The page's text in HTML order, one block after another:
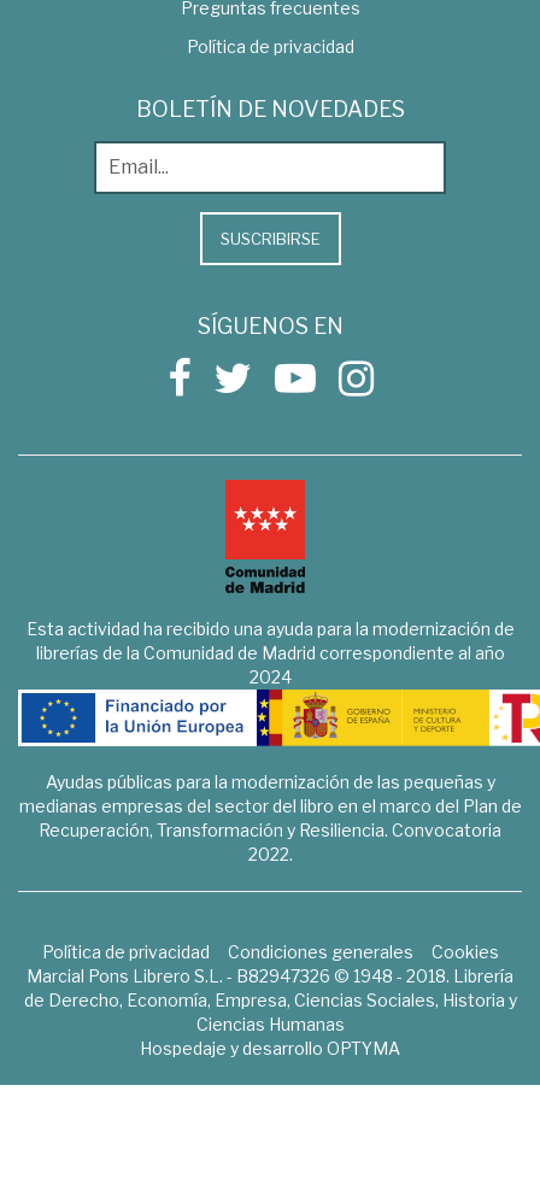
Preguntas frecuentes
Política de privacidad
BOLETÍN DE NOVEDADES
SUSCRIBIRSE
SÍGUENOS EN
Esta actividad ha recibido una ayuda para la modernización de
librerías de la Comunidad de Madrid correspondiente al año
2024
Ayudas públicas para la modernización de las pequeñas y
medianas empresas del sector del libro en el marco del Plan de
Recuperación, Transformación y Resiliencia. Convocatoria
2022.
Política de privacidad Condiciones generales
Cookies
Marcial Pons Librero S.L. - B82947326 © 1948 - 2018. Librería
de Derecho, Economía, Empresa, Ciencias Sociales, Historia y
Ciencias Humanas
Hospedaje y desarrollo OPTYMA